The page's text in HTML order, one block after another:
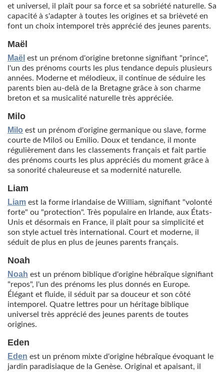
et universel, il plaît pour sa force et sa sobriété naturelle. Sa
capacité à s'adapter à toutes les origines et sa brièveté en
font un choix intemporel très apprécié des jeunes parents.
Maël
Maël est un prénom d'origine bretonne signifiant "prince",
l'un des prénoms courts les plus tendance depuis plusieurs
années. Moderne et mélodieux, il continue de séduire les
parents bien au-delà de la Bretagne grâce à son charme
breton et sa musicalité naturelle très appréciée.
Milo
Milo est un prénom d'origine germanique ou slave, forme
courte de Miloš ou Emilio. Doux et tendance, il monte
régulièrement dans les classements français et fait partie
des prénoms courts les plus appréciés du moment grâce à
sa sonorité chaleureuse et sa modernité naturelle.
Liam
Liam est la forme irlandaise de William, signifiant "volonté
forte" ou "protection". Très populaire en Irlande, aux États-
Unis et désormais en France, il plaît pour sa simplicité et
son style actuel très international. Court et moderne, il
séduit de plus en plus de jeunes parents français.
Noah
Noah est un prénom biblique d'origine hébraïque signifiant
"repos", l'un des prénoms les plus donnés en Europe.
Élégant et fluide, il séduit par sa douceur et son côté
intemporel. Quatre lettres pour un héritage biblique
universel très apprécié des jeunes parents de toutes
origines.
Eden
Eden est un prénom mixte d'origine hébraïque évoquant le
jardin paradisiaque de la Genèse. Original et apaisant, il